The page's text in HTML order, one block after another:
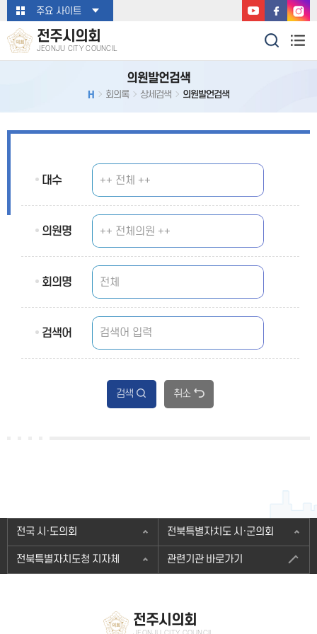
본문바로가기주요 사이트
전주시의회
JEONJU CITY COUNCIL
의원발언검색
H 회의록 상세검색 의원발언검색
대수
의원명
회의명
검색어
검색 취소
전국 시·도의회 전북특별자치도 시·군의회
전북특별자치도청 지자체 관련기관 바로가기
전주시의회